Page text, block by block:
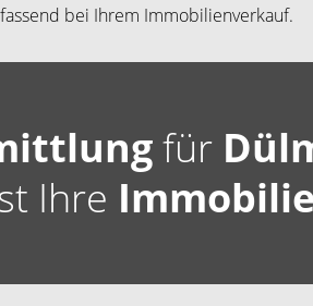
bei Ihrem Immobilienverkauf.
für
Ihre Immobilie